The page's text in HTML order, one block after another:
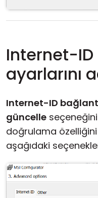
Internet-ID
ayarlarını
Internet-ID
güncelle
doğrulama
aşağıdaki